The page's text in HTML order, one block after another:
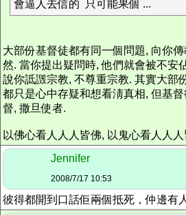
會逼人去信的 只可能果個 ...
大部份基督徒都有同一個問題, 向你
然. 當你提出疑問時, 他們就會被不安
說你詆譭宗教, 不尊重宗教. 其實大部
都只是心中存疑和想看淸真相, 但基
督, 撒旦使者.
以佛心看人人人皆佛, 以鬼心看人人人
Jennifer
2008/7/17 10:53
彼得都開到口話佢兩個抵死，仲邊有